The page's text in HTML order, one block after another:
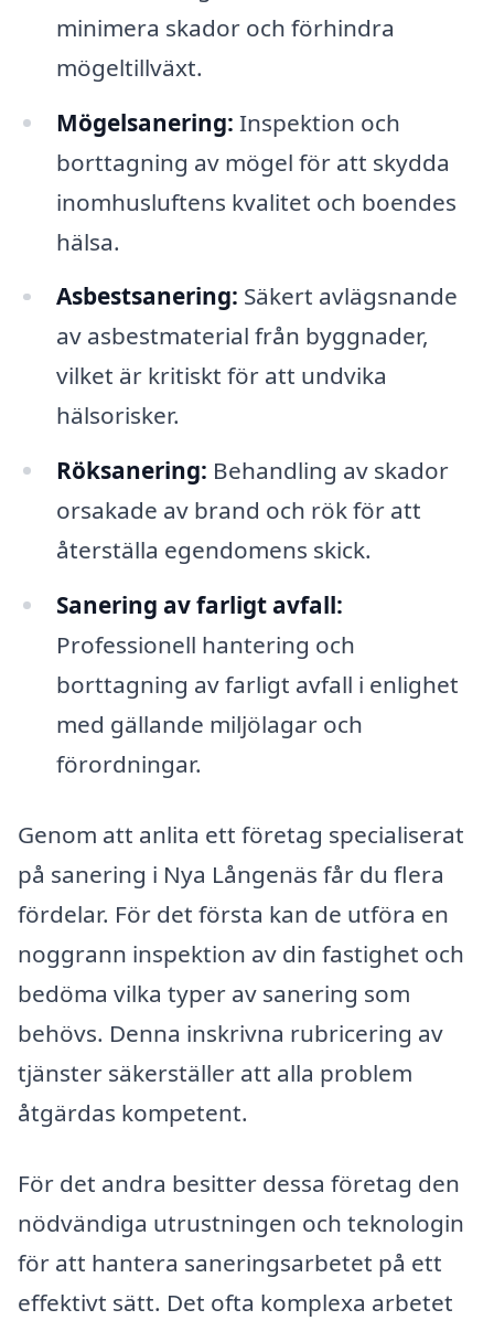
minimera skador och förhindra
mögeltillväxt.
Mögelsanering: Inspektion och
borttagning av mögel för att skydda
inomhusluftens kvalitet och boendes
hälsa.
Asbestsanering: Säkert avlägsnande
av asbestmaterial från byggnader,
vilket är kritiskt för att undvika
hälsorisker.
Röksanering: Behandling av skador
orsakade av brand och rök för att
återställa egendomens skick.
Sanering av farligt avfall:
Professionell hantering och
borttagning av farligt avfall i enlighet
med gällande miljölagar och
förordningar.
Genom att anlita ett företag specialiserat
på sanering i Nya Långenäs får du flera
fördelar. För det första kan de utföra en
noggrann inspektion av din fastighet och
bedöma vilka typer av sanering som
behövs. Denna inskrivna rubricering av
tjänster säkerställer att alla problem
åtgärdas kompetent.
För det andra besitter dessa företag den
nödvändiga utrustningen och teknologin
för att hantera saneringsarbetet på ett
effektivt sätt. Det ofta komplexa arbetet